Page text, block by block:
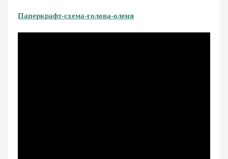
Паперкрафт-схема-голова-оленя